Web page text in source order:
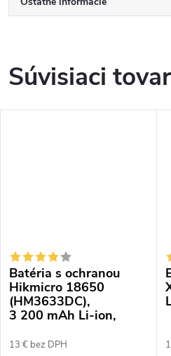
Súvisiaci tovar
Batéria s ochranou
Hikmicro 18650
(HM3633DC),
3 200 mAh Li-ion,
13 € bez DPH